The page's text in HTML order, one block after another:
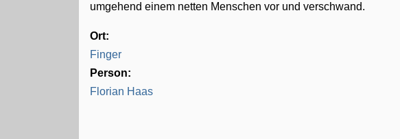
umgehend einem netten Menschen vor und verschwand.
Ort:
Finger
Person:
Florian Haas